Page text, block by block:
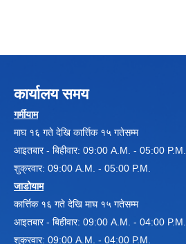
कार्यालय समय
गर्मीयाम
माघ १६ गते देखि कार्त्तिक १५ गतेसम्म
आइतबार - बिहीवार: 09:00 A.M. - 05:00 P.M.
शुक्रवार: 09:00 A.M. - 05:00 P.M.
जाडोयाम
कार्त्तिक १६ गते देखि माघ १५ गतेसम्म
आइतबार - बिहीवार: 09:00 A.M. - 04:00 P.M.
शुक्रवार: 09:00 A.M. - 04:00 P.M.